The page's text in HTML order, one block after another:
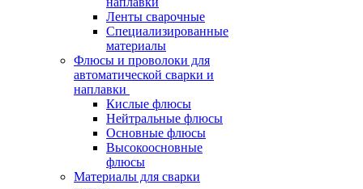
Ленты сварочные
Специализированные
материалы
Флюсы и проволоки для
автоматической сварки и
наплавки
Кислые флюсы
Нейтральные флюсы
Основные флюсы
Высокоосновные
флюсы
Материалы для сварки